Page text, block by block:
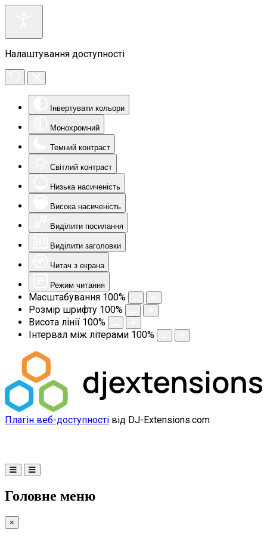
Налаштування доступності
Інвертувати кольори
Монохромний
Темний контраст
Світлий контраст
Низька насиченість
Висока насиченість
Виділити посилання
Виділити заголовки
Читач з екрана
Режим читання
Масштабування 100%
Розмір шрифту 100%
Висота лінії 100%
Інтервал між літерами 100%
Плагін веб-доступності від DJ-Extensions.com
Головне меню
×